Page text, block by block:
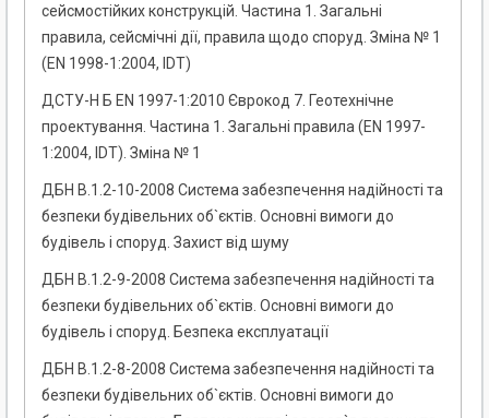
сейсмостійких конструкцій. Частина 1. Загальні
правила, сейсмічні дії, правила щодо споруд. Зміна № 1
(EN 1998-1:2004, IDТ)
ДСТУ-Н Б EN 1997-1:2010 Єврокод 7. Геотехнічне
проектування. Частина 1. Загальні правила (EN 1997-
1:2004, IDТ). Зміна № 1
ДБН В.1.2-10-2008 Система забезпечення надійності та
безпеки будівельних об`єктів. Основні вимоги до
будівель і споруд. Захист від шуму
ДБН В.1.2-9-2008 Система забезпечення надійності та
безпеки будівельних об`єктів. Основні вимоги до
будівель і споруд. Безпека експлуатації
ДБН В.1.2-8-2008 Система забезпечення надійності та
безпеки будівельних об`єктів. Основні вимоги до